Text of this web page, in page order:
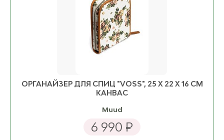
ОРГАНАЙЗЕР ДЛЯ СПИЦ "VOSS", 25 Х 22 Х 16 СМ
КАНВАС
Muud
6 990 ₽